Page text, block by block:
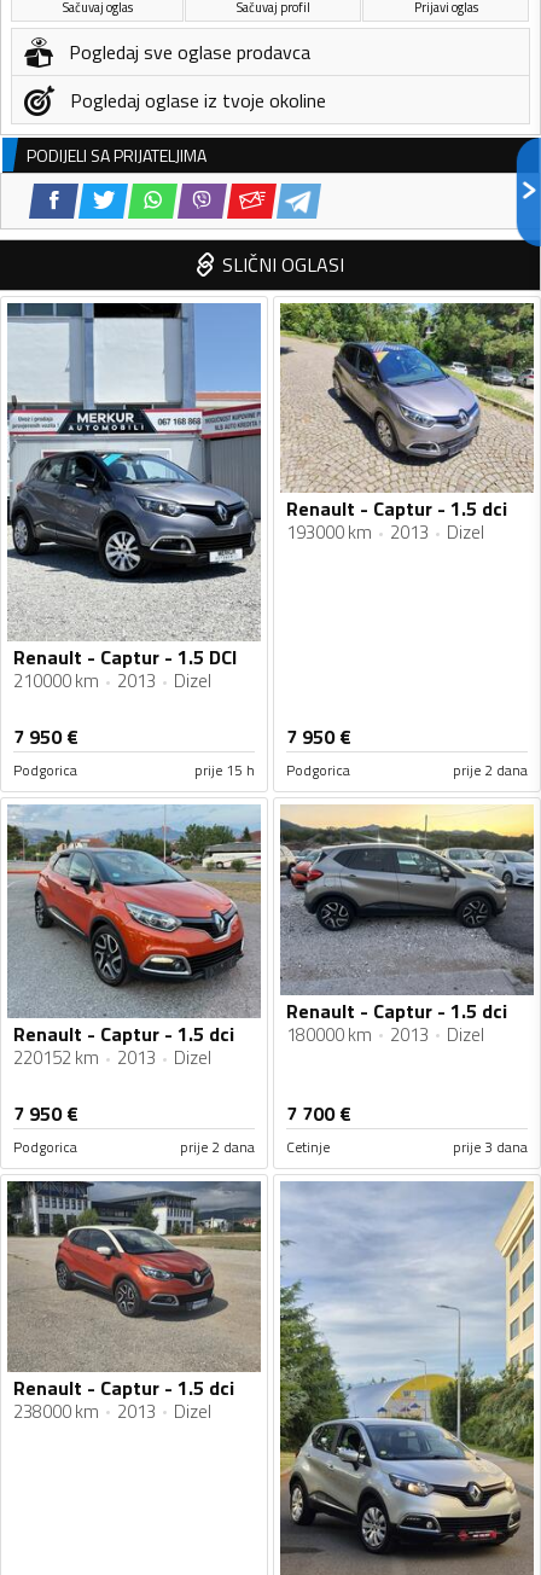
Sačuvaj oglas Sačuvaj profil Prijavi oglas
Pogledaj sve oglase prodavca
Pogledaj oglase iz tvoje okoline
PODIJELI SA PRIJATELJIMA
SLIČNI OGLASI
Renault - Captur - 1.5 DCI
210000 km 2013 Dizel
7 950€
Podgorica prije 15 h
Renault - Captur - 1.5 dci
193000 km 2013 Dizel
7 950€
Podgorica prije 2 dana
Renault - Captur - 1.5 dci
220152 km 2013 Dizel
7 950€
Podgorica prije 2 dana
Renault - Captur - 1.5 dci
180000 km 2013 Dizel
7 700€
Cetinje prije 3 dana
Renault - Captur - 1.5 dci
238000 km 2013 Dizel